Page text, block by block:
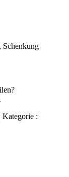
Schenkung
Kategorie :